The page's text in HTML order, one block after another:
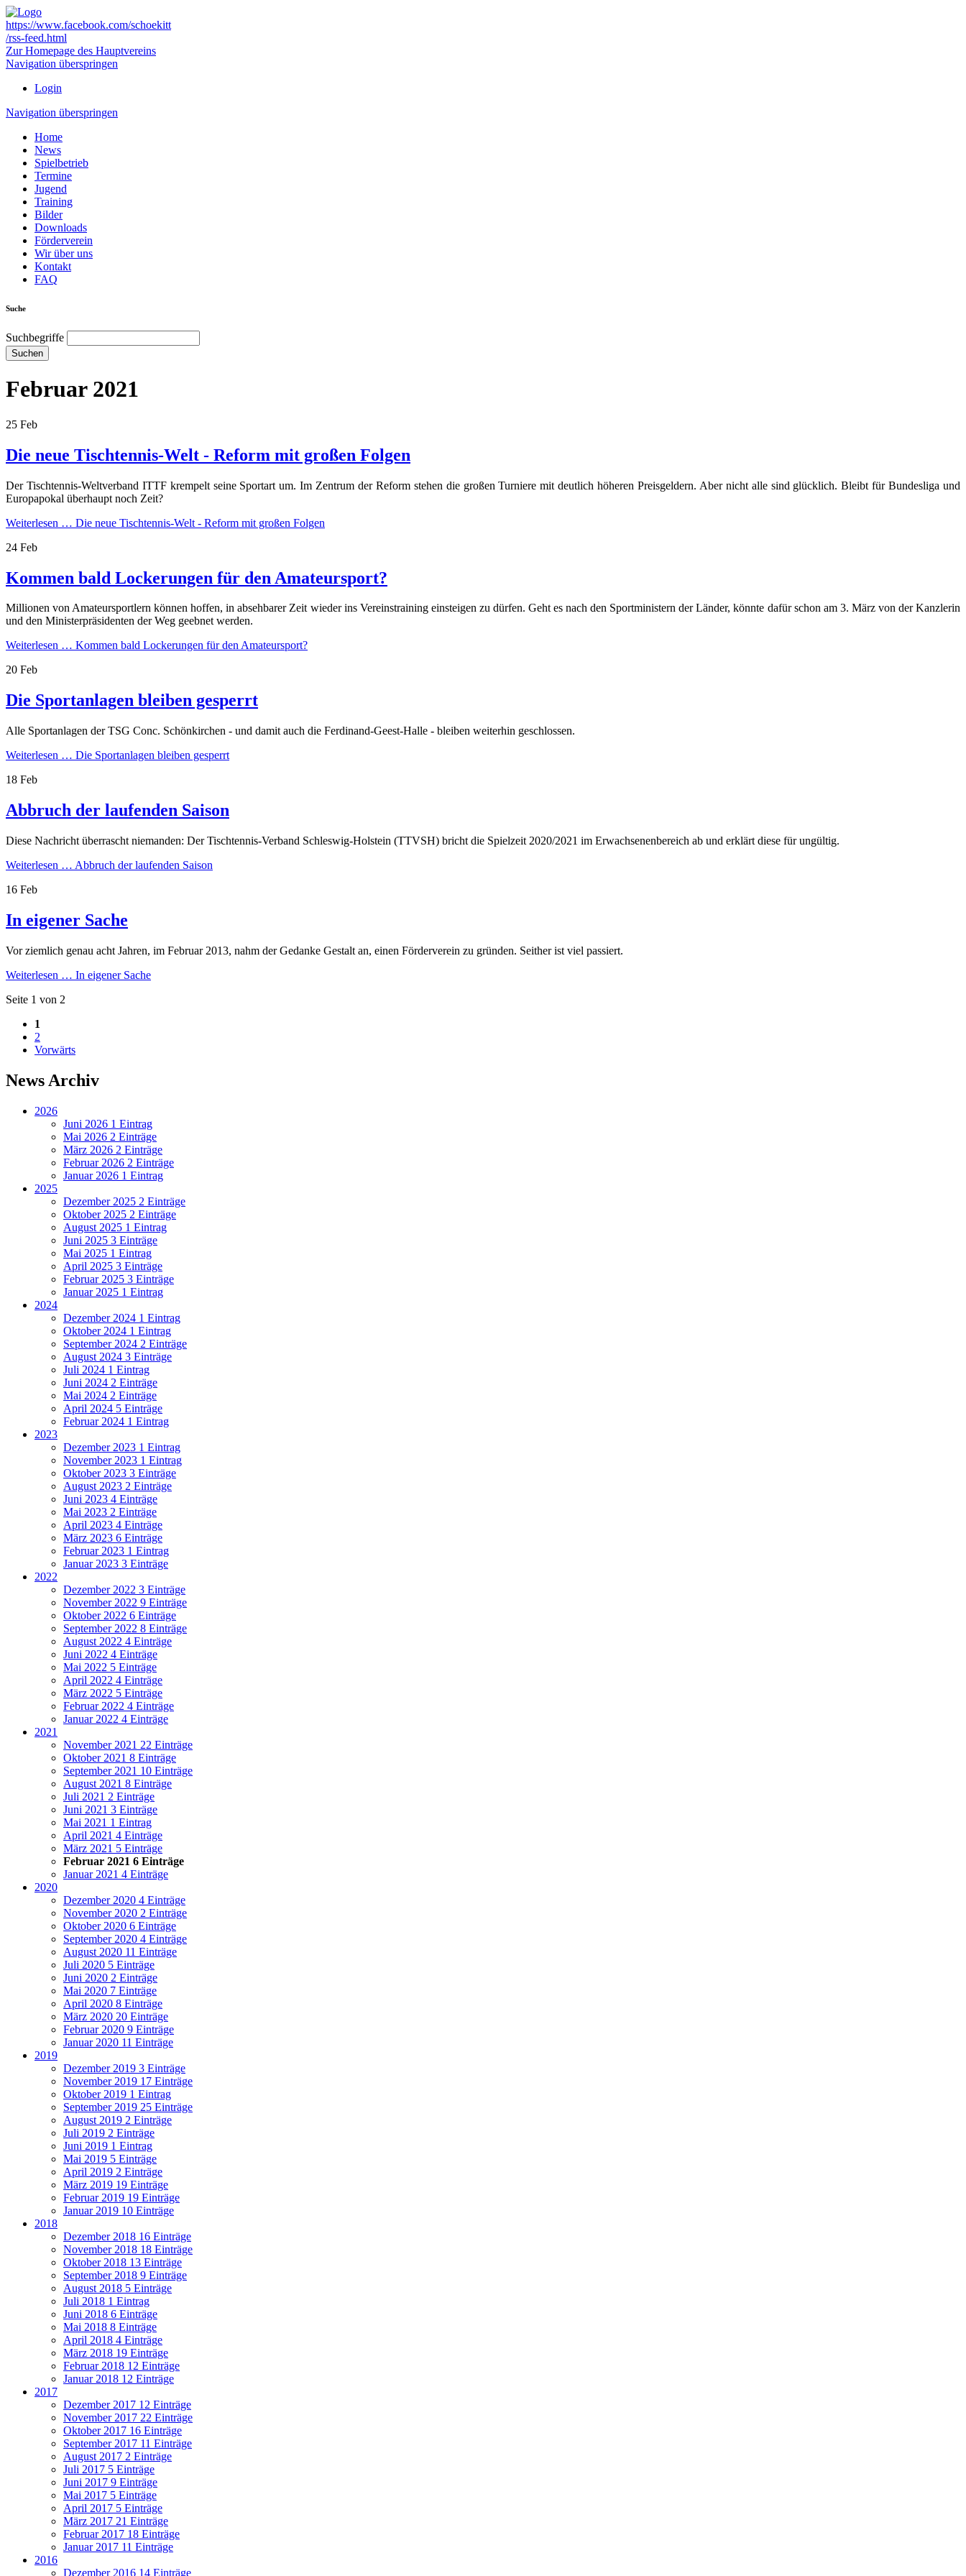
https://www.facebook.com/schoekitt
/rss-feed.html
Zur Homepage des Hauptvereins
Navigation überspringen
Login
Navigation überspringen
Home
News
Spielbetrieb
Termine
Jugend
Training
Bilder
Downloads
Förderverein
Wir über uns
Kontakt
FAQ
Suche
Suchbegriffe
Suchen
Februar 2021
25 Feb
Die neue Tischtennis-Welt - Reform mit großen Folgen
Der Tischtennis-Weltverband ITTF krempelt seine Sportart um. Im Zentrum der Reform stehen die großen Turniere mit deutlich höheren Preisgeldern. Aber nicht alle sind glücklich. Bleibt für Bundesliga und
Europapokal überhaupt noch Zeit?
Weiterlesen … Die neue Tischtennis-Welt - Reform mit großen Folgen
24 Feb
Kommen bald Lockerungen für den Amateursport?
Millionen von Amateursportlern können hoffen, in absehbarer Zeit wieder ins Vereinstraining einsteigen zu dürfen. Geht es nach den Sportministern der Länder, könnte dafür schon am 3. März von der Kanzlerin
und den Ministerpräsidenten der Weg geebnet werden.
Weiterlesen … Kommen bald Lockerungen für den Amateursport?
20 Feb
Die Sportanlagen bleiben gesperrt
Alle Sportanlagen der TSG Conc. Schönkirchen - und damit auch die Ferdinand-Geest-Halle - bleiben weiterhin geschlossen.
Weiterlesen … Die Sportanlagen bleiben gesperrt
18 Feb
Abbruch der laufenden Saison
Diese Nachricht überrascht niemanden: Der Tischtennis-Verband Schleswig-Holstein (TTVSH) bricht die Spielzeit 2020/2021 im Erwachsenenbereich ab und erklärt diese für ungültig.
Weiterlesen … Abbruch der laufenden Saison
16 Feb
In eigener Sache
Vor ziemlich genau acht Jahren, im Februar 2013, nahm der Gedanke Gestalt an, einen Förderverein zu gründen. Seither ist viel passiert.
Weiterlesen … In eigener Sache
Seite 1 von 2
1
2
Vorwärts
News Archiv
2026
Juni 2026 1 Eintrag
Mai 2026 2 Einträge
März 2026 2 Einträge
Februar 2026 2 Einträge
Januar 2026 1 Eintrag
2025
Dezember 2025 2 Einträge
Oktober 2025 2 Einträge
August 2025 1 Eintrag
Juni 2025 3 Einträge
Mai 2025 1 Eintrag
April 2025 3 Einträge
Februar 2025 3 Einträge
Januar 2025 1 Eintrag
2024
Dezember 2024 1 Eintrag
Oktober 2024 1 Eintrag
September 2024 2 Einträge
August 2024 3 Einträge
Juli 2024 1 Eintrag
Juni 2024 2 Einträge
Mai 2024 2 Einträge
April 2024 5 Einträge
Februar 2024 1 Eintrag
2023
Dezember 2023 1 Eintrag
November 2023 1 Eintrag
Oktober 2023 3 Einträge
August 2023 2 Einträge
Juni 2023 4 Einträge
Mai 2023 2 Einträge
April 2023 4 Einträge
März 2023 6 Einträge
Februar 2023 1 Eintrag
Januar 2023 3 Einträge
2022
Dezember 2022 3 Einträge
November 2022 9 Einträge
Oktober 2022 6 Einträge
September 2022 8 Einträge
August 2022 4 Einträge
Juni 2022 4 Einträge
Mai 2022 5 Einträge
April 2022 4 Einträge
März 2022 5 Einträge
Februar 2022 4 Einträge
Januar 2022 4 Einträge
2021
November 2021 22 Einträge
Oktober 2021 8 Einträge
September 2021 10 Einträge
August 2021 8 Einträge
Juli 2021 2 Einträge
Juni 2021 3 Einträge
Mai 2021 1 Eintrag
April 2021 4 Einträge
März 2021 5 Einträge
Februar 2021 6 Einträge
Januar 2021 4 Einträge
2020
Dezember 2020 4 Einträge
November 2020 2 Einträge
Oktober 2020 6 Einträge
September 2020 4 Einträge
August 2020 11 Einträge
Juli 2020 5 Einträge
Juni 2020 2 Einträge
Mai 2020 7 Einträge
April 2020 8 Einträge
März 2020 20 Einträge
Februar 2020 9 Einträge
Januar 2020 11 Einträge
2019
Dezember 2019 3 Einträge
November 2019 17 Einträge
Oktober 2019 1 Eintrag
September 2019 25 Einträge
August 2019 2 Einträge
Juli 2019 2 Einträge
Juni 2019 1 Eintrag
Mai 2019 5 Einträge
April 2019 2 Einträge
März 2019 19 Einträge
Februar 2019 19 Einträge
Januar 2019 10 Einträge
2018
Dezember 2018 16 Einträge
November 2018 18 Einträge
Oktober 2018 13 Einträge
September 2018 9 Einträge
August 2018 5 Einträge
Juli 2018 1 Eintrag
Juni 2018 6 Einträge
Mai 2018 8 Einträge
April 2018 4 Einträge
März 2018 19 Einträge
Februar 2018 12 Einträge
Januar 2018 12 Einträge
2017
Dezember 2017 12 Einträge
November 2017 22 Einträge
Oktober 2017 16 Einträge
September 2017 11 Einträge
August 2017 2 Einträge
Juli 2017 5 Einträge
Juni 2017 9 Einträge
Mai 2017 5 Einträge
April 2017 5 Einträge
März 2017 21 Einträge
Februar 2017 18 Einträge
Januar 2017 11 Einträge
2016
Dezember 2016 14 Einträge